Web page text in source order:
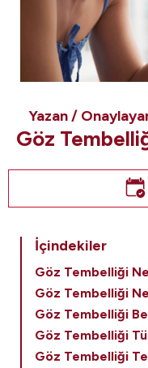
Yazan /
Göz
İçindekiler
Göz Tembelliği
Göz Tembelliği
Göz Tembelliği
Göz Tembelliği
Göz Tembelliği